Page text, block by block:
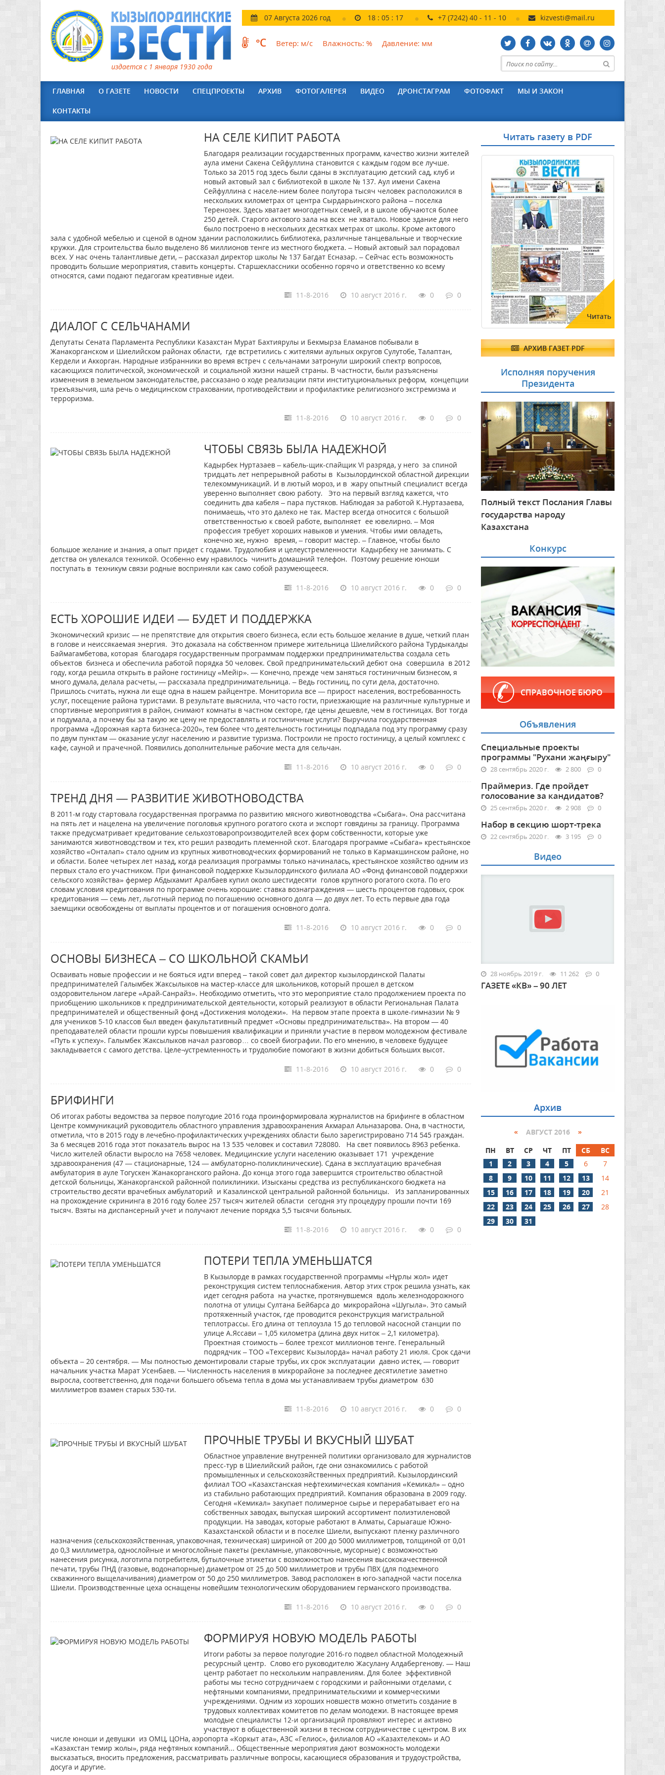
издается с 1 января 1930 года
07 Августа 2026 год 18 : 05 : 18 +7 (7242) 40 - 11 - 10 kizvesti@mail.ru
°C Ветер: м/с Влажность: % Давление: мм
ГЛАВНАЯ О ГАЗЕТЕ НОВОСТИ СПЕЦПРОЕКТЫ АРХИВ ФОТОГАЛЕРЕЯ ВИДЕО ДРОНСТАГРАМ ФОТОФАКТ МЫ И ЗАКОН
КОНТАКТЫ
НА СЕЛЕ КИПИТ РАБОТА
Благодаря реализации государственных программ, качество жизни жителей
аула имени Сакена Сейфуллина становится с каждым годом все лучше.
Только за 2015 год здесь были сданы в эксплуатацию детский сад, клуб и
новый актовый зал с библиотекой в школе № 137. Аул имени Сакена
Сейфуллина с населе-нием более полутора тысяч человек расположился в
нескольких километрах от центра Сырдарьинского района – поселка
Теренозек. Здесь хватает многодетных семей, и в школе обучаются более
250 детей. Старого актового зала на всех не хватало. Новое здание для него
было построено в нескольких десятках метрах от школы. Кроме актового
зала с удобной мебелью и сценой в одном здании расположились библиотека, различные танцевальные и творческие
кружки. Для строительства было выделено 86 миллионов тенге из местного бюджета. – Новый актовый зал порадовал
всех. У нас очень талантливые дети, – рассказал директор школы № 137 Багдат Есназар. – Сейчас есть возможность
проводить большие мероприятия, ставить концерты. Старшеклассники особенно горячо и ответственно ко всему
относятся, сами подают педагогам креативные идеи.
11-8-2016 10 август 2016 г. 0 0
ДИАЛОГ С СЕЛЬЧАНАМИ
Депутаты Сената Парламента Республики Казахстан Мурат Бахтиярулы и Бекмырза Еламанов побывали в
Жанакорганском и Шиелийском районах области, где встретились с жителями аульных округов Сулутобе, Талаптан,
Кердели и Аккорган. Народные избранники во время встреч с сельчанами затронули широкий спектр вопросов,
касающихся политической, экономической и социальной жизни нашей страны. В частности, были разъяснены
изменения в земельном законодательстве, рассказано о ходе реализации пяти институциональных реформ, концепции
трехъязычия, шла речь о медицинском страховании, противодействии и профилактике религиозного экстремизма и
терроризма.
11-8-2016 10 август 2016 г. 0 0
ЧТОБЫ СВЯЗЬ БЫЛА НАДЕЖНОЙ
Кадырбек Нуртазаев – кабель-щик-спайщик VI разряда, у него за спиной
тридцать лет непрерывной работы в Кызылординской областной дирекции
телекоммуникаций. И в лютый мороз, и в жару опытный специалист всегда
уверенно выполняет свою работу. Это на первый взгляд кажется, что
соединить два кабеля – пара пустяков. Наблюдая за работой К.Нуртазаева,
понимаешь, что это далеко не так. Мастер всегда относится с большой
ответственностью к своей работе, выполняет ее ювелирно. – Моя
профессия требует хороших навыков и умения. Чтобы ими овладеть,
конечно же, нужно время, – говорит мастер. – Главное, чтобы было
большое желание и знания, а опыт придет с годами. Трудолюбия и целеустремленности Кадырбеку не занимать. С
детства он увлекался техникой. Особенно ему нравилось чинить домашний телефон. Поэтому решение юноши
поступать в техникум связи родные восприняли как само собой разумеющееся.
11-8-2016 10 август 2016 г. 0 0
ЕСТЬ ХОРОШИЕ ИДЕИ — БУДЕТ И ПОДДЕРЖКА
Экономический кризис — не препятствие для открытия своего бизнеса, если есть большое желание в душе, четкий план
в голове и неиссякаемая энергия. Это доказала на собственном примере жительница Шиелийского района Турдыкалды
Баймагамбетова, которая благодаря государственным программам поддержки предпринимательства создала сеть
объектов бизнеса и обеспечила работой порядка 50 человек. Свой предпринимательский дебют она совершила в 2012
году, когда решила открыть в районе гостиницу «Мейір». — Конечно, прежде чем заняться гостиничным бизнесом, я
много думала, делала расчеты, — рассказала предпринимательница. – Ведь гостиниц, по сути дела, достаточно.
Пришлось считать, нужна ли еще одна в нашем райцентре. Мониторила все — прирост населения, востребованность
услуг, посещение района туристами. В результате выяснила, что часто гости, приезжающие на различные культурные и
спортивные мероприятия в район, снимают комнаты в частном секторе, где цены дешевле, чем в гостиницах. Вот тогда
и подумала, а почему бы за такую же цену не предоставлять и гостиничные услуги? Выручила государственная
программа «Дорожная карта бизнеса-2020», тем более что деятельность гостиницы подпадала под эту программу сразу
по двум пунктам — оказание услуг населению и развитие туризма. Построили не просто гостиницу, а целый комплекс с
кафе, сауной и прачечной. Появились дополнительные рабочие места для сельчан.
11-8-2016 10 август 2016 г. 0 0
ТРЕНД ДНЯ — РАЗВИТИЕ ЖИВОТНОВОДСТВА
В 2011-м году стартовала государственная программа по развитию мясного животноводства «Сыбага». Она рассчитана
на пять лет и нацелена на увеличение поголовья крупного рогатого скота и экспорт говядины за границу. Программа
также предусматривает кредитование сельхозтоваропроизводителей всех форм собственности, которые уже
занимаются животноводством и тех, кто решил разводить племенной скот. Благодаря программе «Сыбага» крестьянское
хозяйство «Онталап» стало одним из крупных животноводческих формирований не только в Кармакшинском районе, но
и области. Более четырех лет назад, когда реализация программы только начиналась, крестьянское хозяйство одним из
первых стало его участником. При финансовой поддержке Кызылординского филиала АО «Фонд финансовой поддержки
сельского хозяйства» фермер Абдыхамит Аралбаев купил около шестидесяти голов крупного рогатого скота. По его
словам условия кредитования по программе очень хорошие: ставка вознаграждения — шесть процентов годовых, срок
кредитования — семь лет, льготный период по погашению основного долга — до двух лет. То есть первые два года
заемщики освобождены от выплаты процентов и от погашения основного долга.
11-8-2016 10 август 2016 г. 0 0
ОСНОВЫ БИЗНЕСА – СО ШКОЛЬНОЙ СКАМЬИ
Осваивать новые профессии и не бояться идти вперед – такой совет дал директор кызылординской Палаты
предпринимателей Галымбек Жаксылыков на мастер-классе для школьников, который прошел в детском
оздоровительном лагере «Арай-Санрайз». Необходимо отметить, что это мероприятие стало продолжением проекта по
приобщению школьников к предпринимательской деятельности, который реализуют в области Региональная Палата
предпринимателей и общественный фонд «Достижения молодежи». На первом этапе проекта в школе-гимназии № 9
для учеников 5-10 классов был введен факультативный предмет «Основы предпринимательства». На втором — 40
преподавателей области прошли курсы повышения квалификации и приняли участие в первом молодежном фестивале
«Путь к успеху». Галымбек Жаксылыков начал разговор… со своей биографии. По его мнению, в человеке будущее
закладывается с самого детства. Целе¬устремленность и трудолюбие помогают в жизни добиться больших высот.
11-8-2016 10 август 2016 г. 0 0
БРИФИНГИ
Об итогах работы ведомства за первое полугодие 2016 года проинформировала журналистов на брифинге в областном
Центре коммуникаций руководитель областного управления здравоохранения Акмарал Альназарова. Она, в частности,
отметила, что в 2015 году в лечебно-профилактических учреждениях области было зарегистрировано 714 545 граждан.
За 6 месяцев 2016 года этот показатель вырос на 13 535 человек и составил 728080. На свет появилось 8963 ребенка.
Число жителей области выросло на 7658 человек. Медицинские услуги населению оказывает 171 учреждение
здравоохранения (47 — стационарные, 124 — амбулаторно-поликлинические). Сдана в эксплуатацию врачебная
амбулатория в ауле Тогускен Жанакорганского района. До конца этого года завершится строительство областной
детской больницы, Жанакорганской районной поликлиники. Изысканы средства из республиканского бюджета на
строительство десяти врачебных амбулаторий и Казалинской центральной районной больницы. Из запланированных
на прохождение скрининга в 2016 году более 257 тысяч жителей области сегодня эту процедуру прошли почти 169
тысяч. Взяты на диспансерный учет и получают лечение порядка 5,5 тысячи больных.
11-8-2016 10 август 2016 г. 0 0
ПОТЕРИ ТЕПЛА УМЕНЬШАТСЯ
В Кызылорде в рамках государственной программы «Нұрлы жол» идет
реконструкция систем теплоснабжения. Автор этих строк решила узнать, как
идет сегодня работа на участке, протянувшемся вдоль железнодорожного
полотна от улицы Султана Бейбарса до микрорайона «Шугыла». Это самый
протяженный участок, где проводится реконструкция магистральной
теплотрассы. Его длина от теплоузла 15 до тепловой насосной станции по
улице А.Яссави – 1,05 километра (длина двух ниток – 2,1 километра).
Проектная стоимость – более трехсот миллионов тенге. Генеральный
подрядчик – ТОО «Техсервис Кызылорда» начал работу 21 июля. Срок сдачи
объекта – 20 сентября. — Мы полностью демонтировали старые трубы, их срок эксплуатации давно истек, — говорит
начальник участка Марат Усенбаев. — Численность населения в микрорайоне за последнее десятилетие заметно
выросла, соответственно, для подачи большего объема тепла в дома мы устанавливаем трубы диаметром 630
миллиметров взамен старых 530-ти.
11-8-2016 10 август 2016 г. 0 0
ПРОЧНЫЕ ТРУБЫ И ВКУСНЫЙ ШУБАТ
Областное управление внутренней политики организовало для журналистов
пресс-тур в Шиелийский район, где они ознакомились с работой
промышленных и сельскохозяйственных предприятий. Кызылординский
филиал ТОО «Казахстанская нефтехимическая компания «Кемикал» – одно
из стабильно работающих предприятий. Компания образована в 2009 году.
Сегодня «Кемикал» закупает полимерное сырье и перерабатывает его на
собственных заводах, выпуская широкий ассортимент полиэтиленовой
продукции. На заводах, которые работают в Алматы, Сарыагаше Южно-
Казахстанской области и в поселке Шиели, выпускают пленку различного
назначения (сельскохозяйственная, упаковочная, техническая) шириной от 200 до 5000 миллиметров, толщиной от 0,01
до 0,3 миллиметра, однослойные и многослойные пакеты (рекламные, упаковочные, мусорные) с возможностью
нанесения рисунка, логотипа потребителя, бутылочные этикетки с возможностью нанесения высококачественной
печати, трубы ПНД (газовые, водонапорные) диаметром от 25 до 500 миллиметров и трубы ПВХ (для подземного
скважинного выщелачивания) диаметром от 50 до 250 миллиметров. Завод расположен в юго-западной части поселка
Шиели. Производственные цеха оснащены новейшим технологическим оборудованием германского производства.
11-8-2016 10 август 2016 г. 0 0
ФОРМИРУЯ НОВУЮ МОДЕЛЬ РАБОТЫ
Итоги работы за первое полугодие 2016-го подвел областной Молодежный
ресурсный центр. Слово его руководителю Жасулану Алдабергенову. — Наш
центр работает по нескольким направлениям. Для более эффективной
работы мы тесно сотрудничаем с городскими и районными отделами, с
нефтяными компаниями, предпринимательскими и коммерческими
учреждениями. Одним из хороших новшеств можно отметить создание в
трудовых коллективах комитетов по делам молодежи. В настоящее время
молодые специалисты 12-и организаций проявляют интерес и активно
участвуют в общественной жизни в тесном сотрудничестве с центром. В их
числе юноши и девушки из ОМЦ, ЦОНа, аэропорта «Коркыт ата», АЗС «Гелиос», филиалов АО «Казахтелеком» и АО
«Казахстан темир жолы», ряда нефтяных компаний... Общественные мероприятия дают возможность молодежи
высказаться, вносить предложения, рассматривать различные вопросы, касающиеся образования и трудоустройства,
досуга и другие.
Читать газету в PDF
Читать
АРХИВ ГАЗЕТ PDF
Исполняя поручения
Президента
Полный текст Послания Главы
государства народу
Казахстана
Конкурс
СПРАВОЧНОЕ БЮРО
Объявления
Специальные проекты
программы "Рухани жаңғыру"
28 сентябрь 2020 г. 2 800 0
Праймериз. Где пройдет
голосование за кандидатов?
25 сентябрь 2020 г. 2 908 0
Набор в секцию шорт-трека
22 сентябрь 2020 г. 3 195 0
Видео
28 ноябрь 2019 г. 11 262 0
ГАЗЕТЕ «КВ» – 90 ЛЕТ
Архив
« АВГУСТ 2016 »
ПН
ВТ СР ЧТ ПТ СБ
ВС
1
2 3 4 5 6
7
8
9 10 11 12 13
14
15
16 17 18 19 20
21
22
23 24 25 26 27
28
29
30 31